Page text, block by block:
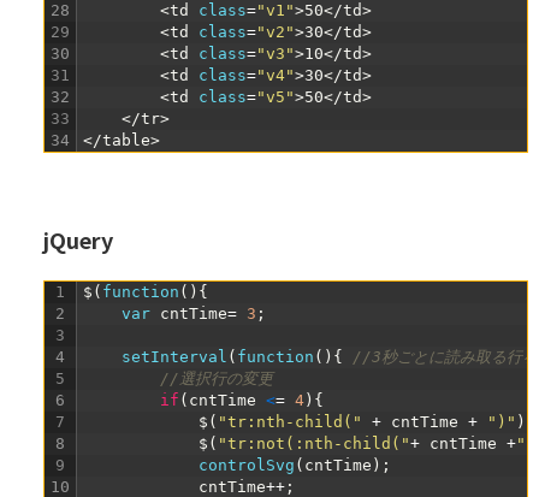
28
29
30
31
32
33
34
<td class="v1">50</td>
<td class="v2">30</td>
<td class="v3">10</td>
<td class="v4">30</td>
<td class="v5">50</td>
</tr>
</table>
jQuery
1
2
3
4
5
6
7
8
9
10
$ ( function ( ) {
var
cntTime= 3 ;
setInterval ( function ( ) {
//3秒ごとに読み取る行
//選択行の変更
if ( cntTime <= 4) {
$ ( "tr:nth-child(" + cntTime + ")" )
$ ( "tr:not(:nth-child("+ cntTime +
controlSvg ( cntTime ) ;
cntTime++;